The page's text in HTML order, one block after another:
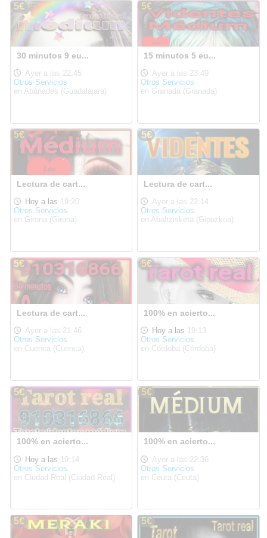
5€
30 minutos 9 eu...
Ayer a las 22:45
Otros Servicios
en Abánades (Guadalajara)
5€
15 minutos 5 eu...
Ayer a las 23:49
Otros Servicios
en Granada (Granada)
5€
Lectura de cart...
Hoy a las 19:20
Otros Servicios
en Girona (Girona)
5€
Lectura de cart...
Ayer a las 22:14
Otros Servicios
en Abaltzisketa (Gipuzkoa)
5€
Lectura de cart...
Ayer a las 21:46
Otros Servicios
en Cuenca (Cuenca)
5€
100% en acierto...
Hoy a las 19:13
Otros Servicios
en Córdoba (Córdoba)
5€
100% en acierto...
Hoy a las 19:14
Otros Servicios
en Ciudad Real (Ciudad Real)
5€
100% en acierto...
Ayer a las 22:36
Otros Servicios
en Ceuta (Ceuta)
5€ 5€